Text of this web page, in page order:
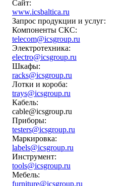
Сайт:
www.icsbaltica.ru
Запрос продукции и услуг:
Компоненты СКС:
telecom@icsgroup.ru
Электротехника:
electro@icsgroup.ru
Шкафы:
racks@icsgroup.ru
Лотки и короба:
trays@icsgroup.ru
Кабель:
cable@icsgroup.ru
Приборы:
testers@icsgroup.ru
Маркировка:
labels@icsgroup.ru
Инструмент:
tools@icsgroup.ru
Мебель:
furniture@icsgroup.ru